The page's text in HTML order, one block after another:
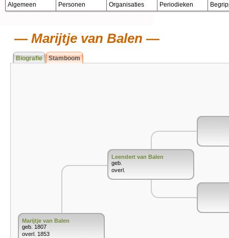
Algemeen Personen Organisaties Periodieken
Marijtje van Balen
Biografie Stamboom
Marijtje van Balen
geb. 1807
overl. 1853
Leendert van Balen
geb.
overl.